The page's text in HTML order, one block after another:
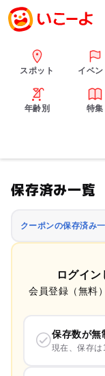
スポット イベン
年齢別 特集
保存済み一覧
クーポンの保存済み
ログイ
会員登録（無料
保存数が無
現在、保存